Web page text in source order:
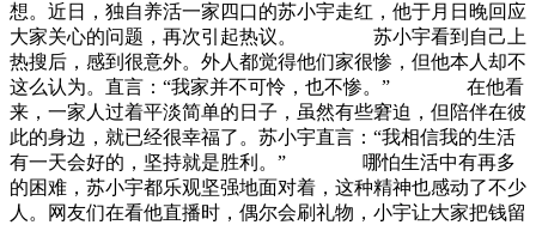
想。近日，独自养活一家四口的苏小宇走红，他于月日晚回应
大家关心的问题，再次引起热议。 苏小宇看到自己上
热搜后，感到很意外。外人都觉得他们家很惨，但他本人却不
这么认为。直言：“我家并不可怜，也不惨。” 在他看
来，一家人过着平淡简单的日子，虽然有些窘迫，但陪伴在彼
此的身边，就已经很幸福了。苏小宇直言：“我相信我的生活
有一天会好的，坚持就是胜利。” 哪怕生活中有再多
的困难，苏小宇都乐观坚强地面对着，这种精神也感动了不少
人。网友们在看他直播时，偶尔会刷礼物，小宇让大家把钱留